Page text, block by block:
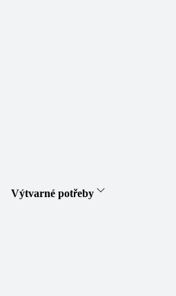
Výtvarné potřeby